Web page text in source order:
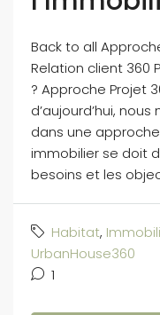
Back to all
Relation client 360
? Approche Projet
d’aujourd’hui,
dans une
immobilier se doit
besoins et les
Habitat,
UrbanHouse360
1